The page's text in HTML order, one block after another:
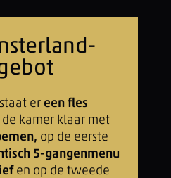
er een fles
de kamer klaar met
op de eerste
5-gangenmenu
en op de tweede